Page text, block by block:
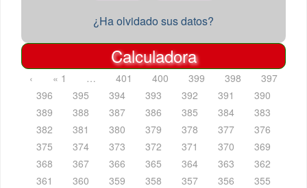
¿Ha olvidado sus datos?
Calculadora
‹ « 1 … 401 400 399 398
397
396
395 394 393 392 391
390
389
388 387 386 385 384
383
382
381 380 379 378 377
376
375
374 373 372 371 370
369
368
367 366 365 364 363
362
361
360 359 358 357 356
355